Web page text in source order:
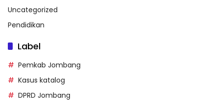
Uncategorized
Pendidikan
Label
Pemkab Jombang
Kasus katalog
DPRD Jombang